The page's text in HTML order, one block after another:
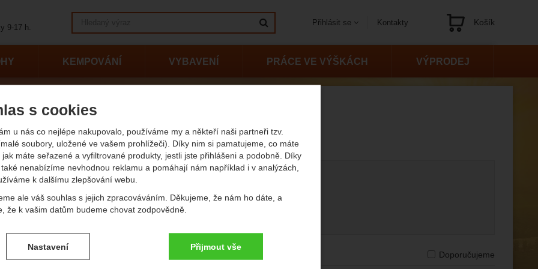
s cookies
u nás co nejlépe nakupovalo, používáme my a někteří naši partneři tzv.
soubory, uložené ve vašem prohlížeči). Díky nim si pamatujeme, co máte
máte seřazené a vyfiltrované produkty, jestli jste přihlášeni a podobně. Díky
nenabízíme nevhodnou reklamu a pomáhají nám například i v analýzách,
k dalšímu zlepšování webu.
ale váš souhlas s jejich zpracováváním. Děkujeme, že nám ho dáte, a
že k vašim datům budeme chovat zodpovědně.
souhlasů s kategoriemi cookies
- bez těchto cookies náš web nebude fungovat.
Nastavení Přijmout vše
Neofeu
podle parametrů
- Kč
Doporučujeme
Od nejprodávanějších
KEMPOVÁNÍ VYBAVENÍ PRÁCE VE VÝŠKÁCH VÝPRODEJ
9-17 h.
Kontakty
Přihlásit se Košík